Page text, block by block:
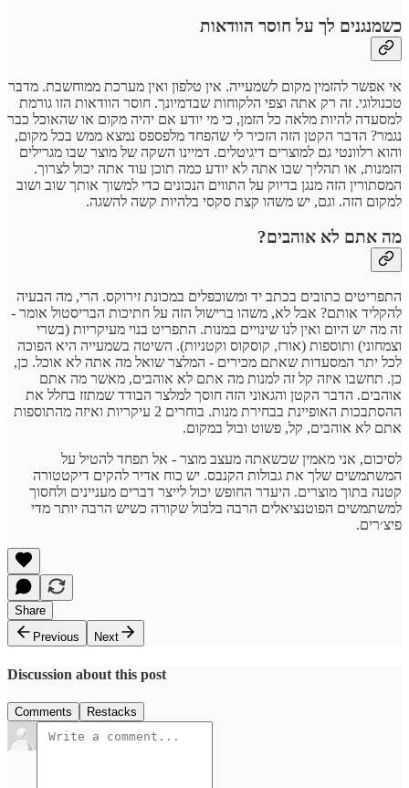
כשמנגנים לך על חוסר הוודאות
אי אפשר להזמין מקום לשמעייה. אין טלפון ואין מערכת ממוחשבת. מדבר
טכנולוגי. זה רק אתה וצפי הלקוחות שבדמיונך. חוסר הוודאות הזו גורמת
למסעדה להיות מלאה כל הזמן, כי מי יודע אם יהיה מקום או שהאוכל כבר
נגמר? הדבר הקטן הזה הזכיר לי שהפחד מלפספס נמצא ממש בכל מקום,
והוא רלוונטי גם למוצרים דיגיטלים. דמיינו השקה של מוצר שבו מגרילים
הזמנות, או תהליך שבו אתה לא יודע כמה תוכן עוד אתה יכול לצרוך.
המסתורין הזה מנגן בדיוק על התווים הנכונים כדי למשוך אותך שוב ושוב
למקום הזה. וגם, יש משהו קצת סקסי בלהיות קשה להשגה.
מה אתם לא אוהבים?
התפריטים כתובים בכתב יד ומשוכפלים במכונת זירוקס. הרי, מה הבעיה
להקליד אותם? אבל לא, משהו ברישול הזה על חתיכות הבריסטול אומר -
זה מה יש היום ואין לנו שינויים במנות. התפריט בנוי מעיקריות (בשרי
וצמחוני) ותוספות (אורז, קוסקוס וקטניות). השיטה בשמעייה היא הפוכה
לכל יתר המסעדות שאתם מכירים - המלצר שואל מה אתה לא אוכל. כן,
כן. תחשבו איזה קל זה למנות מה אתם לא אוהבים, מאשר מה אתם
אוהבים. הדבר הקטן והגאוני הזה חוסך למלצר הבודד שמתזז בחלל את
ההסתבכות האופיינת בבחירת מנות. בוחרים 2 עיקריות ואיזה מהתוספות
אתם לא אוהבים, קל, פשוט ובול במקום.
לסיכום, אני מאמין שכשאתה מעצב מוצר - אל תפחד להטיל על
המשתמשים שלך את גבולות הקנבס. יש כוח אדיר להקים דיקטטורה
קטנה בתוך מוצרים. היעדר החופש יכול לייצר דברים מעניינים ולחסוך
למשתמשים הפוטנציאלים הרבה בלבול שקורה כשיש הרבה יותר מדי
פיצ׳רים.
Share
Previous
Next
Discussion about this post
Comments Restacks